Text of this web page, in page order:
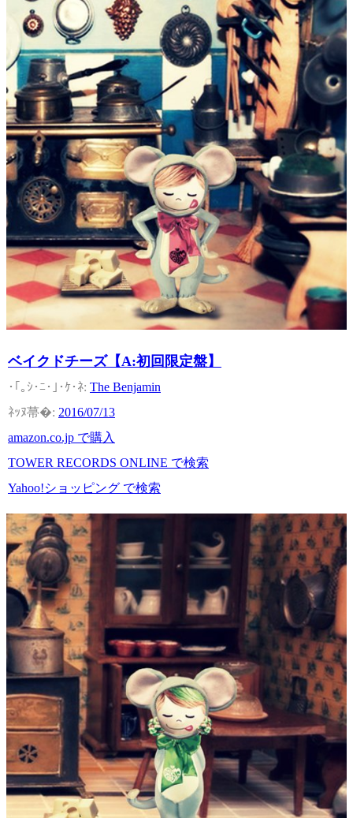
ベイクドチーズ【A:初回限定盤】
The Benjamin
2016/07/13
amazon.co.jp で購入
TOWER RECORDS ONLINE で検索
Yahoo!ショッピング で検索